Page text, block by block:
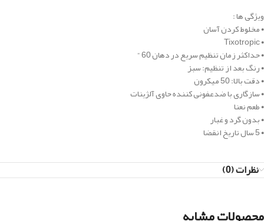
ویژگی ها :
• مخلوط کردن آسان
• Tixotropic
• حداکثر زمان تنظیم سریع در دهان 60 “
• رنگ بعد از تنظیم: سبز
• دقت بالا: 50 میکرون
• سازگاری با ضدعفونی کننده حاوی آلژینات
• طعم نعنا
• بدون گرد و غبار
• 5 سال تاریخ انقضا
نظرات (0)